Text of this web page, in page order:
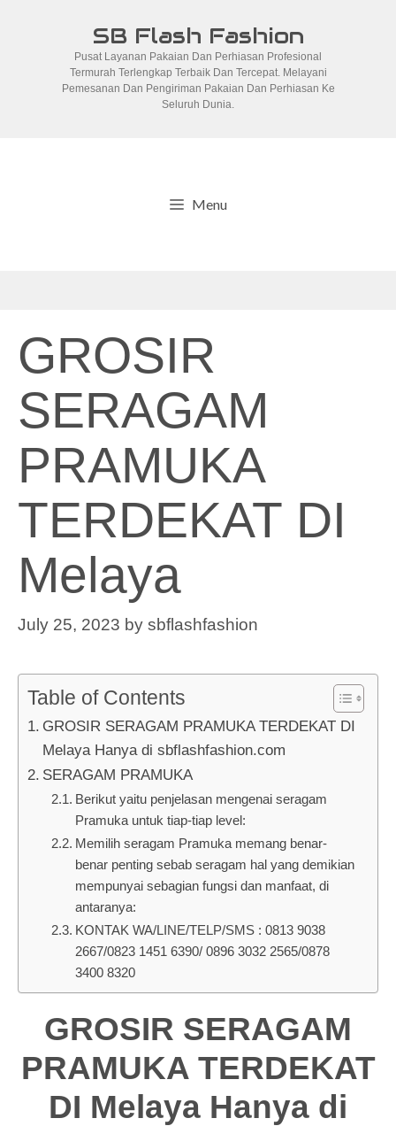
SB Flash Fashion
Pusat Layanan Pakaian Dan Perhiasan Profesional
Termurah Terlengkap Terbaik Dan Tercepat. Melayani
Pemesanan Dan Pengiriman Pakaian Dan Perhiasan Ke
Seluruh Dunia.
Menu
GROSIR
SERAGAM
PRAMUKA
TERDEKAT DI
Melaya
July 25, 2023 by sbflashfashion
Table of Contents
GROSIR SERAGAM PRAMUKA TERDEKAT DI
Melaya Hanya di sbflashfashion.com
SERAGAM PRAMUKA
Berikut yaitu penjelasan mengenai seragam
Pramuka untuk tiap-tiap level:
Memilih seragam Pramuka memang benar-
benar penting sebab seragam hal yang demikian
mempunyai sebagian fungsi dan manfaat, di
antaranya:
KONTAK WA/LINE/TELP/SMS : 0813 9038
2667/0823 1451 6390/ 0896 3032 2565/0878
3400 8320
GROSIR SERAGAM
PRAMUKA TERDEKAT
DI Melaya Hanya di